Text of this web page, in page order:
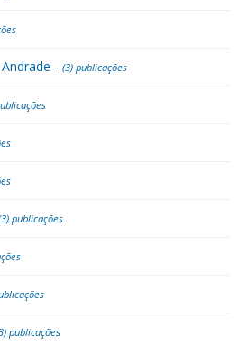
- (3) publicações
publicações
publicações